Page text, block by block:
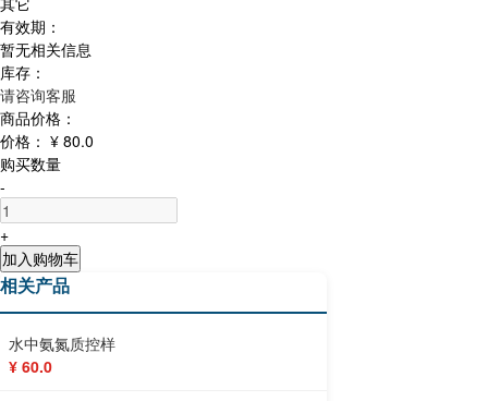
有效期：
暂无相关信息
库存：
请咨询客服
商品价格：
价格： ¥ 80.0
购买数量
-
+
加入购物车
相关产品
水中氨氮质控样
¥ 60.0